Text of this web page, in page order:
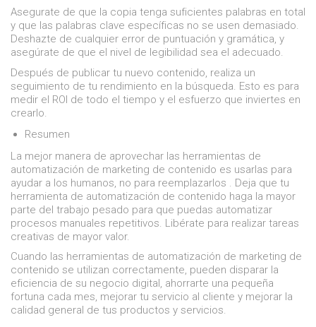
Asegurate de que la copia tenga suficientes palabras en total
y que las palabras clave específicas no se usen demasiado.
Deshazte de cualquier error de puntuación y gramática, y
asegúrate de que el nivel de legibilidad sea el adecuado.
Después de publicar tu nuevo contenido, realiza un
seguimiento de tu rendimiento en la búsqueda. Esto es para
medir el ROI de todo el tiempo y el esfuerzo que inviertes en
crearlo.
Resumen
La mejor manera de aprovechar las herramientas de
automatización de marketing de contenido es usarlas para
ayudar a los humanos, no para reemplazarlos . Deja que tu
herramienta de automatización de contenido haga la mayor
parte del trabajo pesado para que puedas automatizar
procesos manuales repetitivos. Libérate para realizar tareas
creativas de mayor valor.
Cuando las herramientas de automatización de marketing de
contenido se utilizan correctamente, pueden disparar la
eficiencia de su negocio digital, ahorrarte una pequeña
fortuna cada mes, mejorar tu servicio al cliente y mejorar la
calidad general de tus productos y servicios.